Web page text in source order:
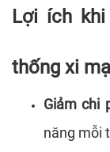
Lợi ích
thống xi mạ
Giảm chi
năng mỗi